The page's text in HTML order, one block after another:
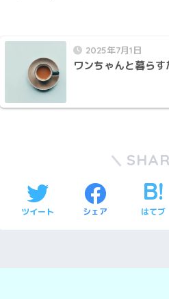
2025年7月1日
ワンちゃんと暮ら
ツイート シェア はてブ